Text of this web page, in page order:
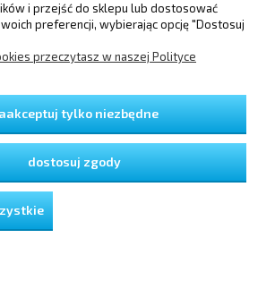
DOSTAWA I PŁATNOŚCI
GWARANCJA I ZWROTY
O FIRMIE
i przejść do sklepu lub dostosować
preferencji, wybierając opcję "Dostosuj
przeczytasz w naszej Polityce
tylko niezbędne
dostosuj zgody